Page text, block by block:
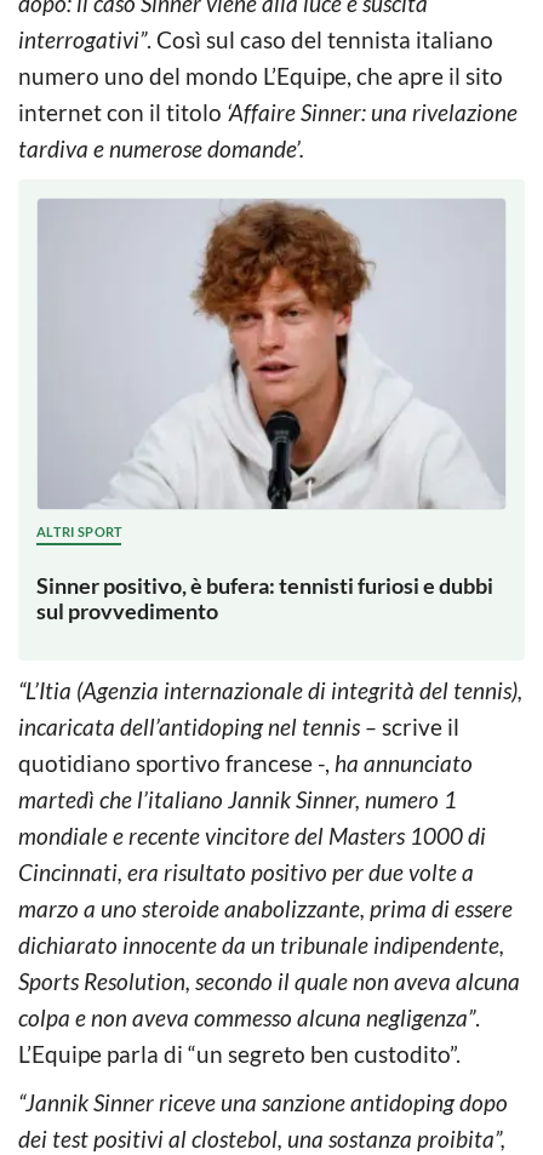
interrogativi”. Così sul caso del tennista italiano
numero uno del mondo L’Equipe, che apre il sito
internet con il titolo ‘Affaire Sinner: una rivelazione
tardiva e numerose domande’.
ALTRI SPORT
Sinner positivo, è bufera: tennisti furiosi e dubbi
sul provvedimento
“L’Itia (Agenzia internazionale di integrità del tennis),
incaricata dell’antidoping nel tennis – scrive il
quotidiano sportivo francese -, ha annunciato
martedì che l’italiano Jannik Sinner, numero 1
mondiale e recente vincitore del Masters 1000 di
Cincinnati, era risultato positivo per due volte a
marzo a uno steroide anabolizzante, prima di essere
dichiarato innocente da un tribunale indipendente,
Sports Resolution, secondo il quale non aveva alcuna
colpa e non aveva commesso alcuna negligenza”.
L’Equipe parla di “un segreto ben custodito”.
“Jannik Sinner riceve una sanzione antidoping dopo
dei test positivi al clostebol, una sostanza proibita”,